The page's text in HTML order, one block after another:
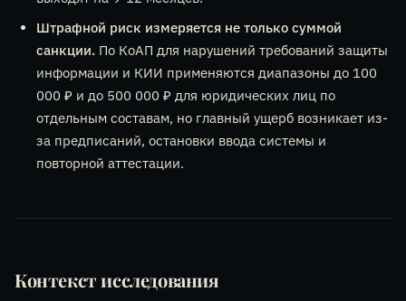
Штрафной риск измеряется не только суммой
санкции. По КоАП для нарушений требований защиты
информации и КИИ применяются диапазоны до 100
000 ₽ и до 500 000 ₽ для юридических лиц по
отдельным составам, но главный ущерб возникает из-
за предписаний, остановки ввода системы и
повторной аттестации.
Контекст исследования